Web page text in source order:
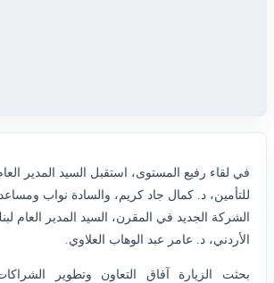
في لقاء رفيع المستوى، استقبل السيد المدير
للتأمين، د. كمال جاد كريم، والسادة نواب
الشركة الجديد في المقرن، السيد المدير العام
الأردني، د. عامر عبد الوهاب العلاوي.
بحثت الزيارة آفاق التعاون وتطوير